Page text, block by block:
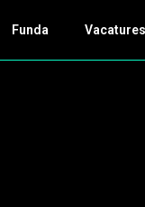
Funda Vacatures